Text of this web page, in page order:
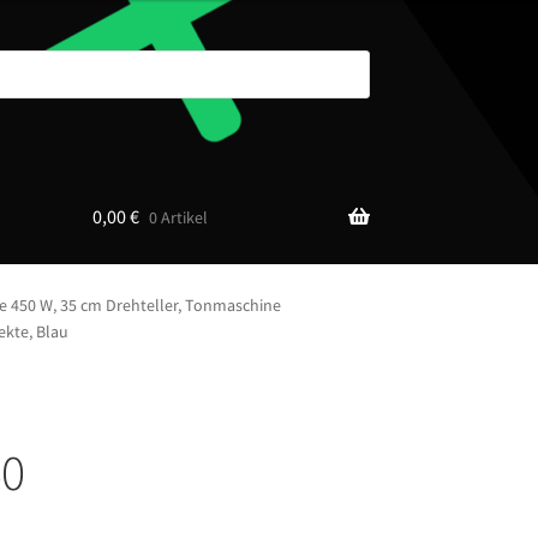
0,00€ 0 Artikel
450 W, 35 cm Drehteller, Tonmaschine
Blau